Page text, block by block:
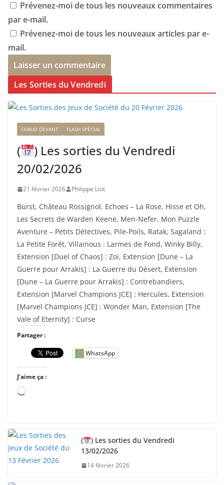
Prévenez-moi de tous les nouveaux commentaires
par e-mail.
Prévenez-moi de tous les nouveaux articles par e-
mail.
Les Sorties du Vendredi
CHAUD DEVANT FLASH SPÉCIAL
(
) Les sorties du Vendredi
20/02/2026
21 février 2026 Philippe Liot
Burst, Château Rossignol, Echoes – La Rose, Hisse et Oh,
Les Secrets de Warden Keene, Men-Nefer, Mon Puzzle
Aventure – Petits Détectives, Pile-Poils, Ratak, Sagaland :
La Petite Forêt, Villainous : Larmes de Fond, Winky Billy,
Extension [Duel of Chaos] : Zoi, Extension [Dune – La
Guerre pour Arrakis] : La Guerre du Désert, Extension
[Dune – La Guerre pour Arrakis] : Contrebandiers,
Extension [Marvel Champions JCE] : Hercules, Extension
[Marvel Champions JCE] : Wonder Man, Extension [The
Vale of Eternity] : Curse
Partager :
WhatsApp
J’aime ça :
C
(
) Les sorties du Vendredi
13/02/2026
14 février 2026